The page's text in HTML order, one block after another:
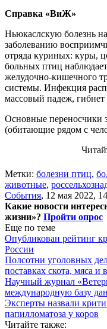
Справка «ВиЖ»
Ньюкаслскую болезнь
заболеванию
отряда куриных: куры,
больных птиц
желудочно-кишечного
системы. Инфекция
массовый падеж,
Основные переносчики
(обитающие рядом с
Метки: болезни птиц,
животные,
События, 12 мая 2022,
Какие новости
жизни»? Пройти опрос
Еще по теме
Опубликован рейтинг
России
Полсотни уголовных
поставках скота, мяса и
Научный журнал
международную базу
Эксперты назвали
папилломатоза у коров
Читайте также: